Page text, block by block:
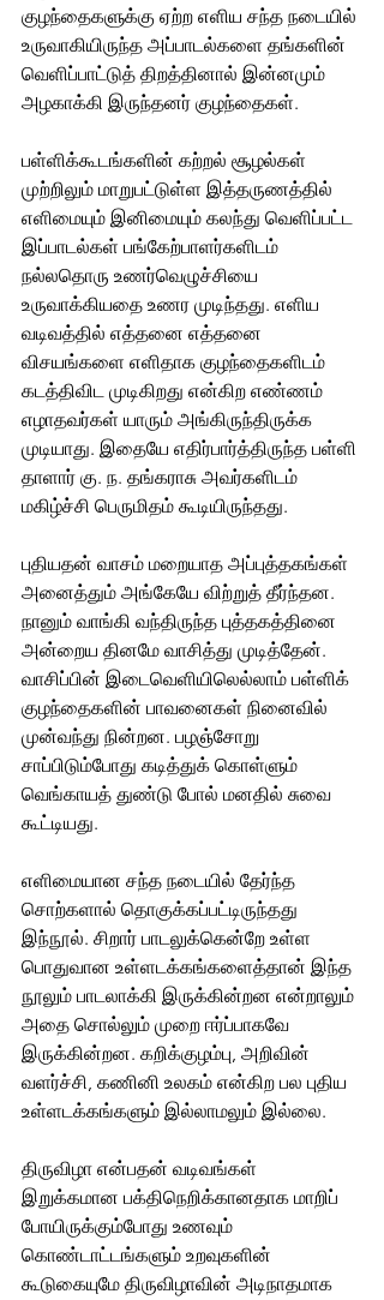
குழந்தைகளுக்கு ஏற்ற எளிய சந்த நடையில்
உருவாகியிருந்த அப்பாடல்களை தங்களின்
வெளிப்பாட்டுத் திறத்தினால் இன்னமும்
அழகாக்கி இருந்தனர் குழந்தைகள்.
பள்ளிக்கூடங்களின் கற்றல் சூழல்கள்
முற்றிலும் மாறுபட்டுள்ள இத்தருணத்தில்
எளிமையும் இனிமையும் கலந்து வெளிப்பட்ட
இப்பாடல்கள் பங்கேற்பாளர்களிடம்
நல்லதொரு உணர்வெழுச்சியை
உருவாக்கியதை உணர முடிந்தது. எளிய
வடிவத்தில் எத்தனை எத்தனை
விசயங்களை எளிதாக குழந்தைகளிடம்
கடத்திவிட முடிகிறது என்கிற எண்ணம்
எழாதவர்கள் யாரும் அங்கிருந்திருக்க
முடியாது. இதையே எதிர்பார்த்திருந்த பள்ளி
தாளார் கு. ந. தங்கராசு அவர்களிடம்
மகிழ்ச்சி பெருமிதம் கூடியிருந்தது.
புதியதன் வாசம் மறையாத அப்புத்தகங்கள்
அனைத்தும் அங்கேயே விற்றுத் தீர்ந்தன.
நானும் வாங்கி வந்திருந்த புத்தகத்தினை
அன்றைய தினமே வாசித்து முடித்தேன்.
வாசிப்பின் இடைவெளியிலெல்லாம் பள்ளிக்
குழந்தைகளின் பாவனைகள் நினைவில்
முன்வந்து நின்றன. பழஞ்சோறு
சாப்பிடும்போது கடித்துக் கொள்ளும்
வெங்காயத் துண்டு போல் மனதில் சுவை
கூட்டியது.
எளிமையான சந்த நடையில் தேர்ந்த
சொற்களால் தொகுக்கப்பட்டிருந்தது
இந்நூல். சிறார் பாடலுக்கென்றே உள்ள
பொதுவான உள்ளடக்கங்களைத்தான் இந்த
நூலும் பாடலாக்கி இருக்கின்றன என்றாலும்
அதை சொல்லும் முறை ஈர்ப்பாகவே
இருக்கின்றன. கறிக்குழம்பு, அறிவின்
வளர்ச்சி, கணினி உலகம் என்கிற பல புதிய
உள்ளடக்கங்களும் இல்லாமலும் இல்லை.
திருவிழா என்பதன் வடிவங்கள்
இறுக்கமான பக்திநெறிக்கானதாக மாறிப்
போயிருக்கும்போது உணவும்
கொண்டாட்டங்களும் உறவுகளின்
கூடுகையுமே திருவிழாவின் அடிநாதமாக